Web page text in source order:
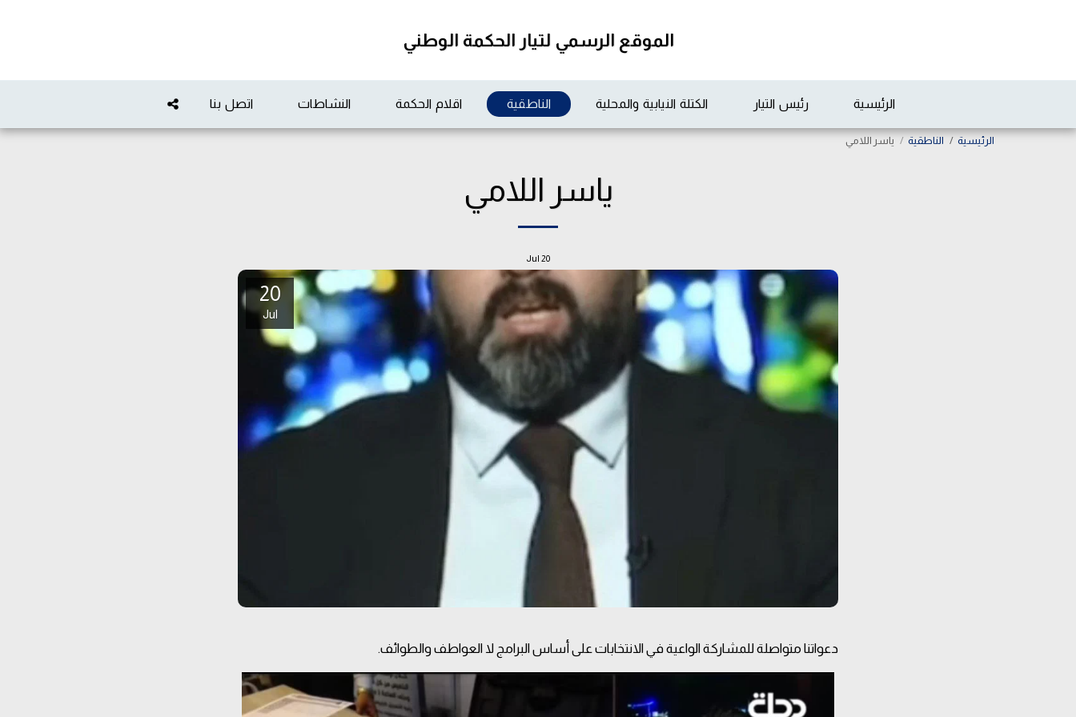
الموقع الرسمي لتيار الحكمة الوطني
الرئيسية رئيس التيار الكتلة النيابية والمحلية الناطقية اقلام الحكمة النشاطات اتصل بنا
الرئيسية الناطقية ياسر اللامي
ياسر اللامي
20
Jul
20
Jul
دعواتنا متواصلة للمشاركة الواعية في الانتخابات على أساس البرامج لا العواطف والطوائف.